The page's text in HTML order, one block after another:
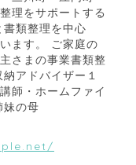
理をサポートする
類整理を中心
ます。 ご家庭の
さまの事業書類整
アドバイザー１
師・ホームファイ
妹の母